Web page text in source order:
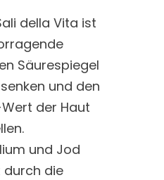
della Vita ist
Säurespiegel
und den
der Haut
und Jod
durch die